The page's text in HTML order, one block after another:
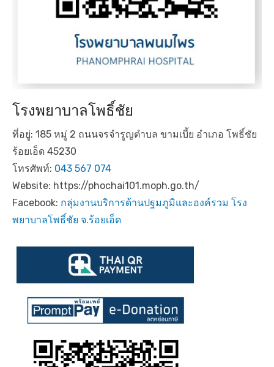
โรงพยาบาลโพธิ์ชัย
ที่อยู่: 185 หมู่ 2 ถนนจรจำรูญตำบล ขามเบี้ย อำเภอ โพธิ์ชัย
ร้อยเอ็ด 45230
โทรศัพท์: 043 567 074
Website: https://phochai101.moph.go.th/
Facebook: กลุ่มงานบริการด้านปฐมภูมิและองค์รวม โรง
พยาบาลโพธิ์ชัย จ.ร้อยเอ็ด